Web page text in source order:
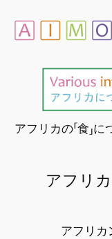
プアフリカの「食」に
アフリ
アフリカ